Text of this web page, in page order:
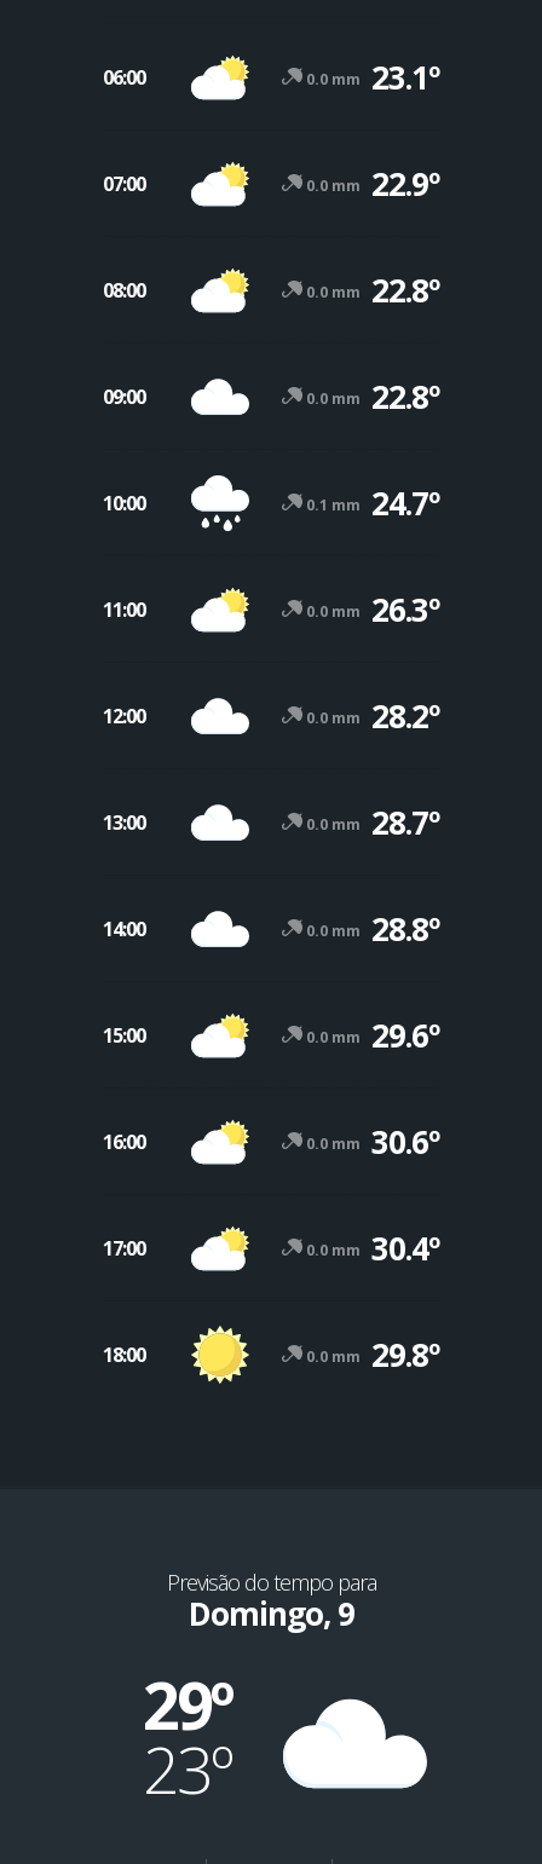
06:00 0.0 mm 23.1º
07:00 0.0 mm 22.9º
08:00 0.0 mm 22.8º
09:00 0.0 mm 22.8º
10:00 0.1 mm 24.7º
11:00 0.0 mm 26.3º
12:00 0.0 mm 28.2º
13:00 0.0 mm 28.7º
14:00 0.0 mm 28.8º
15:00 0.0 mm 29.6º
16:00 0.0 mm 30.6º
17:00 0.0 mm 30.4º
18:00 0.0 mm 29.8º
Previsão do tempo para
Domingo, 9
29º
23º